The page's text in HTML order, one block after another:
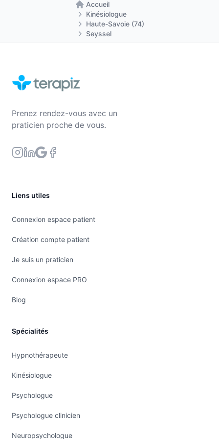
Dans ce champ entrent des activités pour
- dyscalculie : comprendre et utiliser les
- dyslexie : identifier, découper, lire les mots,
comprendre le sens d'une phrase ou d'un texte
organiser une phrase à écrire
objets, faire un geste simple de la main pour dire
- dysphasie : troubles du langage oral émis ou
compréhensible mais aussi à l'inverser, difficulté
à comprendre des informations données à l'oral.
d'Attention avec ou sans Hyperactivité) :
quelqu’un ou autre chose. Grand besoin (ou non)
émotionnelles disproportionnées, centré sur son
impact sur les activités des personnes autour.
-> les troubles TSA (Troubles du Spectre
comme des problématiques d’interactions
Accueil
Retour à la page d'accueil
Kinésiologue
Haute-Savoie (74)
Seyssel
Prenez rendez-vous avec un
praticien proche de vous.
Liens utiles
Connexion espace patient
Création compte patient
Je suis un praticien
Connexion espace PRO
Blog
Spécialités
Hypnothérapeute
Kinésiologue
Psychologue
Psychologue clinicien
Neuropsychologue